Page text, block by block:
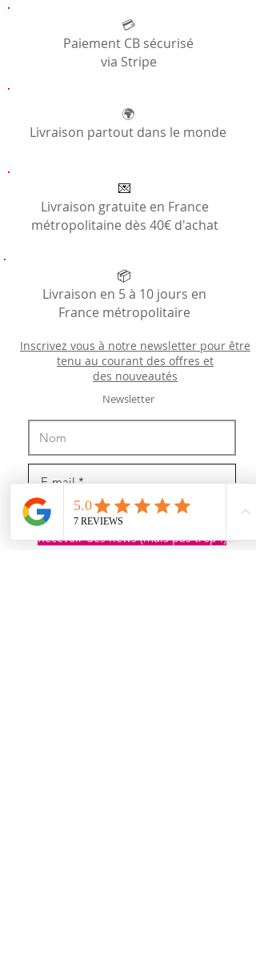
💳
Paiement CB sécurisé
via Stripe
🌍
Livraison partout dans le monde
💌
Livraison gratuite en France
métropolitaine dès 40€ d'achat
📦
Livraison en 5 à 10 jours en
France métropolitaire
Inscrivez vous à notre newsletter pour être
tenu au courant des offres et
des nouveautés
J’accepte les termes et conditions
Recevoir des news (mais pas trop !)
Newsletter